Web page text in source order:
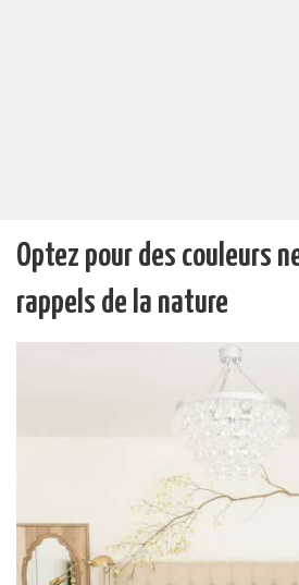
Optez pour des couleurs
rappels de la nature